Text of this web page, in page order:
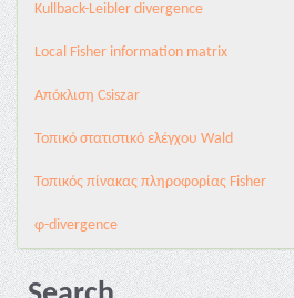
Kullback-Leibler divergence
Local Fisher information matrix
Απόκλιση Csiszar
Τοπικό στατιστικό ελέγχου Wald
Τοπικός πίνακας πληροφορίας Fisher
φ-divergence